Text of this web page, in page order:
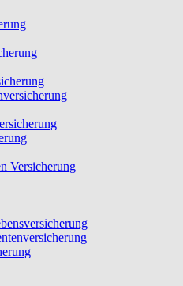
Versicherung